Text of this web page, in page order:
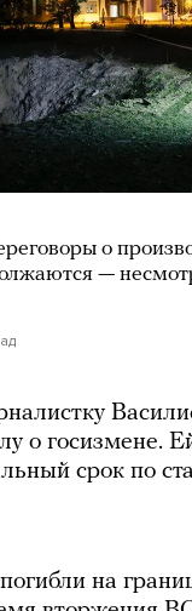
о
—
о госизмене.
срок по
на